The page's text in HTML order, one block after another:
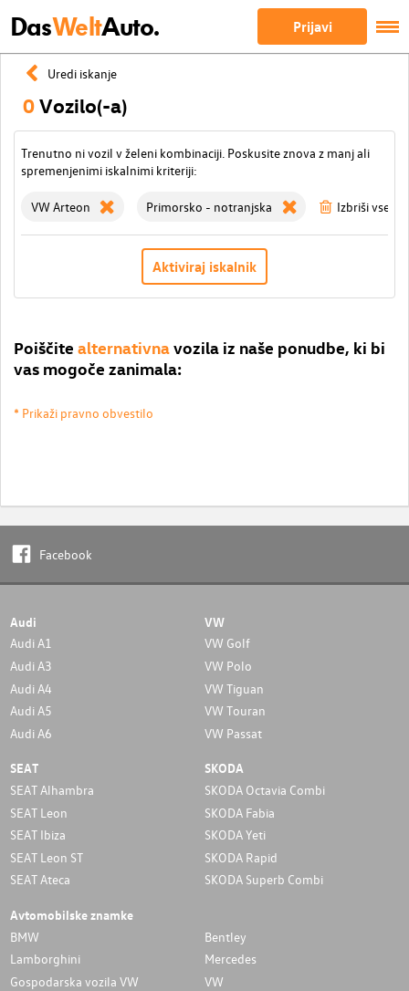
DasWeltAuto. Prijavi
Uredi iskanje
0Vozilo(-a)
Trenutno ni vozil v želeni kombinaciji. Poskusite znova z manj ali
spremenjenimi iskalnimi kriteriji:
VW Arteon Primorsko - notranjska Izbriši vse
Aktiviraj iskalnik
Poiščite alternativnavozila iz naše ponudbe, ki bi
vas mogoče zanimala:
* Prikaži pravno obvestilo
Facebook
Audi
Audi A1
Audi A3
Audi A4
Audi A5
Audi A6
VW
VW Golf
VW Polo
VW Tiguan
VW Touran
VW Passat
SEAT
SEAT Alhambra
SEAT Leon
SEAT Ibiza
SEAT Leon ST
SEAT Ateca
SKODA
SKODA Octavia Combi
SKODA Fabia
SKODA Yeti
SKODA Rapid
SKODA Superb Combi
Avtomobilske znamke
BMW
Bentley
Lamborghini
Mercedes
Gospodarska vozila VW
VW